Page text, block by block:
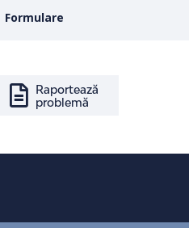
Formulare
Raportează
problemă